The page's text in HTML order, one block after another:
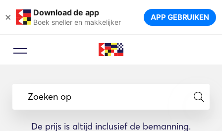
× Download de app
Boek sneller en makkelijker APP GEBRUIKEN
Zoeken op
De prijs is altijd inclusief de bemanning.